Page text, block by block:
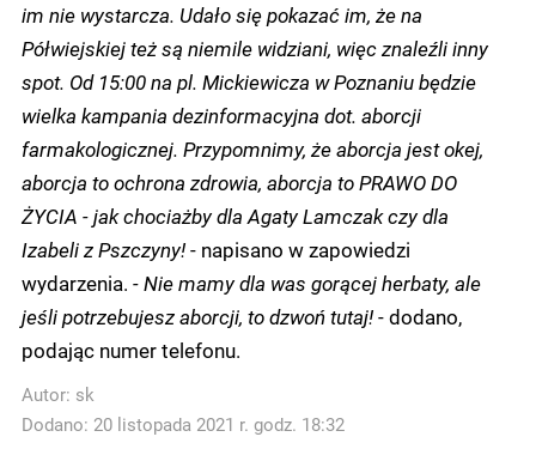
im nie wystarcza. Udało się pokazać im, że na
Półwiejskiej też są niemile widziani, więc znaleźli inny
spot. Od 15:00 na pl. Mickiewicza w Poznaniu będzie
wielka kampania dezinformacyjna dot. aborcji
farmakologicznej. Przypomnimy, że aborcja jest okej,
aborcja to ochrona zdrowia, aborcja to PRAWO DO
ŻYCIA - jak chociażby dla Agaty Lamczak czy dla
Izabeli z Pszczyny!- napisano w zapowiedzi
wydarzenia. - Nie mamy dla was gorącej herbaty, ale
jeśli potrzebujesz aborcji, to dzwoń tutaj!- dodano,
podając numer telefonu.
Autor: sk
Dodano: 20 listopada 2021 r. godz. 18:32